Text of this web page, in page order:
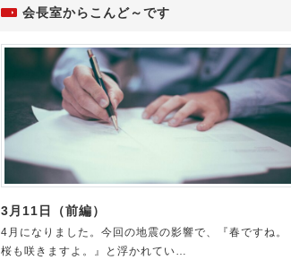
会長室からこんど～です
3月11日（前編）
4月になりました。今回の地震の影響で、『春ですね。
桜も咲きますよ。』と浮かれてい…